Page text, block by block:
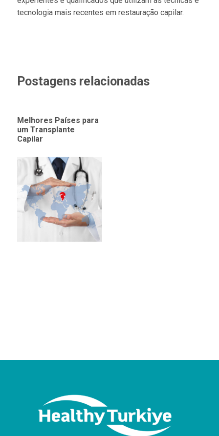
tecnologia mais recentes em restauração capilar.
Postagens relacionadas
Melhores Países para
um Transplante
Capilar